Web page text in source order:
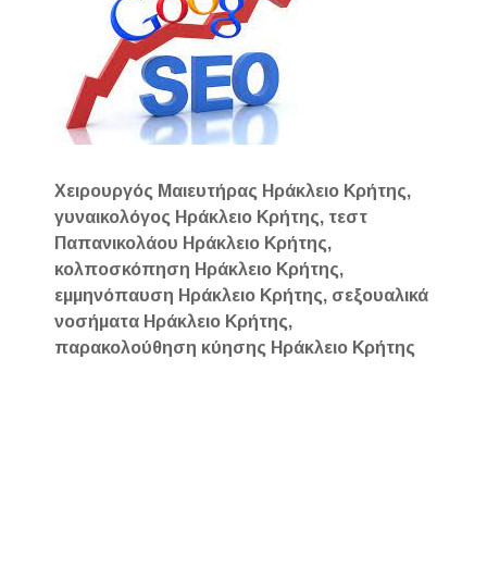
Χειρουργός Μαιευτήρας Ηράκλειο Κρήτης,
γυναικολόγος Ηράκλειο Κρήτης, τεστ
Παπανικολάου Ηράκλειο Κρήτης,
κολποσκόπηση Ηράκλειο Κρήτης,
εμμηνόπαυση Ηράκλειο Κρήτης, σεξουαλικά
νοσήματα Ηράκλειο Κρήτης,
παρακολούθηση κύησης Ηράκλειο Κρήτης